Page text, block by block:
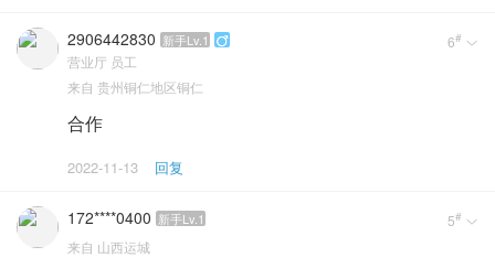
2906442830 新手Lv.1  6# 
营业厅 员工
来自 贵州铜仁地区铜仁
合作
2022-11-13 回复
172****0400 新手Lv.1 5# 
来自 山西运城